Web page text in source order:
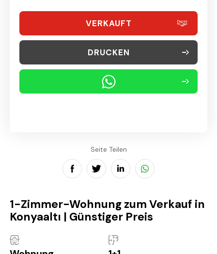
VERKAUFT
DRUCKEN
Seite Teilen
1-Zimmer-Wohnung zum Verkauf in
Konyaaltı | Günstiger Preis